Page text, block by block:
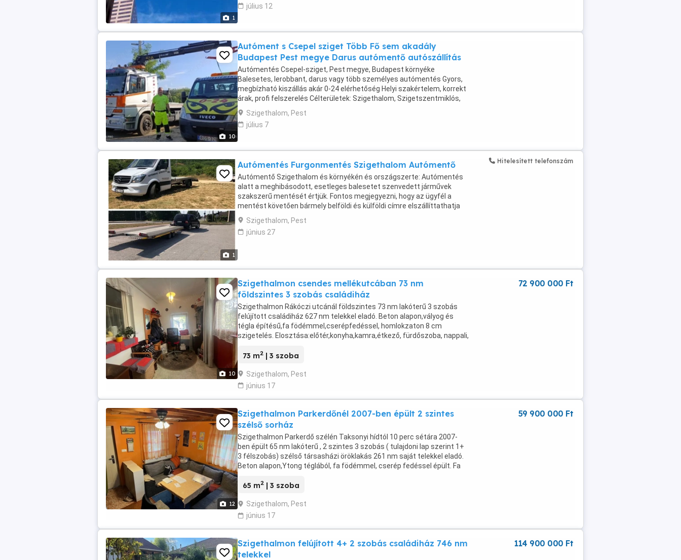
1
július 12
10
Autóment s Csepel sziget Több Fő sem akadály
Budapest Pest megye Darus autómentő autószállítás
Autómentés Csepel-sziget, Pest megye, Budapest környéke
Balesetes, lerobbant, darus vagy több személyes autómentés Gyors,
megbízható kiszállás akár 0-24 elérhetőség Helyi szakértelem, korrekt
árak, profi felszerelés Célterületek: Szigethalom, Szigetszentmiklós,
Halásztelek, Tököl, ...
Szigethalom, Pest
július 7
1
Autómentés Furgonmentés Szigethalom Autómentő
Autómentő Szigethalom és környékén és országszerte: Autómentés
alatt a meghibásodott, esetleges balesetet szenvedett járművek
szakszerű mentését értjük. Fontos megjegyezni, hogy az ügyfél a
mentést követően bármely belföldi és külföldi címre elszállíttathatja
gépjárművét igény esetén. Autószállítás ...
Szigethalom, Pest
június 27
Hitelesített telefonszám
10
Szigethalmon csendes mellékutcában 73 nm
földszintes 3 szobás családiház
Szigethalmon Rákóczi utcánál földszintes 73 nm lakóterű 3 szobás
felújított családiház 627 nm telekkel eladó. Beton alapon,vályog és
tégla építésű,fa födémmel,cserépfedéssel, homlokzaton 8 cm
szigetelés. Elosztása:előtér,konyha,kamra,étkező, fürdőszoba, nappali,
73 m2 | 3 szoba
Szigethalom, Pest
június 17
72 900 000 Ft
12
Szigethalmon Parkerdőnél 2007-ben épült 2 szintes
szélső sorház
Szigethalmon Parkerdő szélén Taksonyi hídtól 10 perc sétára 2007-
ben épült 65 nm lakóterű , 2 szintes 3 szobás ( tulajdoni lap szerint 1+
3 félszobás) szélső társasházi öröklakás 261 nm saját telekkel eladó.
Beton alapon,Ytong téglából, fa födémmel, cserép fedéssel épült. Fa
65 m2 | 3 szoba
Szigethalom, Pest
június 17
59 900 000 Ft
Szigethalmon felújított 4+ 2 szobás családiház 746 nm
telekkel
114 900 000 Ft